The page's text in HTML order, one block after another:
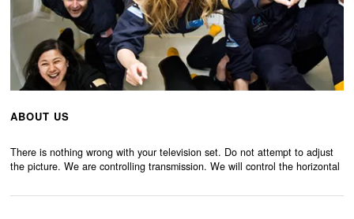
ABOUT US
There is nothing wrong with your television set. Do not attempt to adjust
the picture. We are controlling transmission. We will control the horizontal